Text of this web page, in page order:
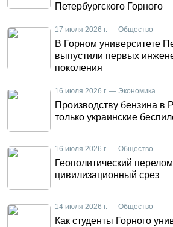
Петербургского Горного
17 июля 2026 г. — Общество
В Горном университете
выпустили первых
поколения
16 июля 2026 г. — Экономика
Производству бензина в
только украинские
16 июля 2026 г. — Общество
Геополитический
цивилизационный срез
14 июля 2026 г. — Общество
Как студенты Горного